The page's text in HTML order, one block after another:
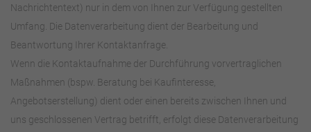
Nachrichtentext) nur in dem von Ihnen zur Verfügung gestellten
Umfang. Die Datenverarbeitung dient der Bearbeitung und
Beantwortung Ihrer Kontaktanfrage.
Wenn die Kontaktaufnahme der Durchführung vorvertraglichen
Maßnahmen (bspw. Beratung bei Kaufinteresse,
Angebotserstellung) dient oder einen bereits zwischen Ihnen und
uns geschlossenen Vertrag betrifft, erfolgt diese Datenverarbeitung